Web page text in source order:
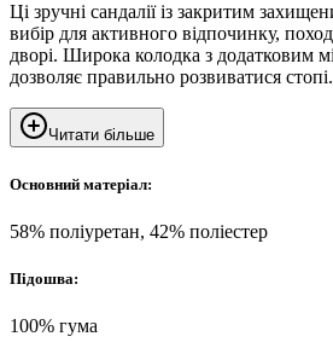
Ці зручні сандалії із закритим
вибір для активного відпочинку,
дворі. Широка колодка з додатковим
дозволяє правильно розвиватися стопі.
Читати більше
Основний матеріал:
58% поліуретан, 42% поліестер
Підошва:
100% гума